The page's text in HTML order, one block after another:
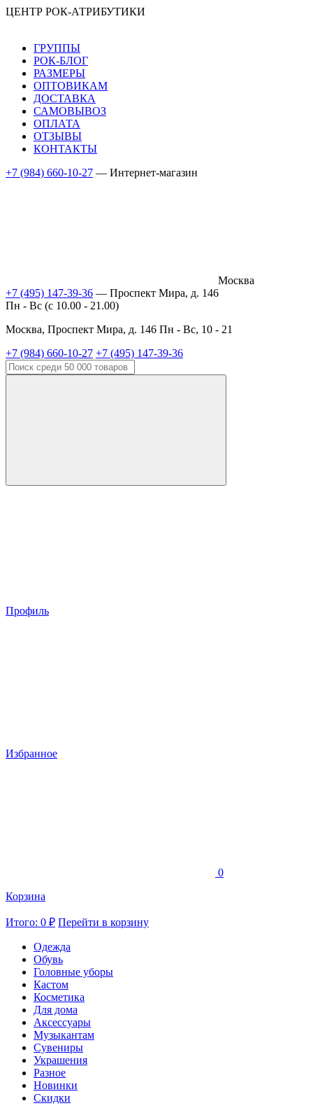
ЦЕНТР РОК-АТРИБУТИКИ
ГРУППЫ
РОК-БЛОГ
РАЗМЕРЫ
ОПТОВИКАМ
ДОСТАВКА
САМОВЫВОЗ
ОПЛАТА
ОТЗЫВЫ
КОНТАКТЫ
+7 (984) 660-10-27 — Интернет-магазин
Москва
+7 (495) 147-39-36 — Проспект Мира, д. 146
Пн - Вс (c 10.00 - 21.00)
Москва, Проспект Мира, д. 146 Пн - Вс, 10 - 21
+7 (984) 660-10-27 +7 (495) 147-39-36
Профиль
Избранное
0
Корзина
Итого: 0 ₽ Перейти в корзину
Одежда
Обувь
Головные уборы
Кастом
Косметика
Для дома
Аксессуары
Музыкантам
Сувениры
Украшения
Разное
Новинки
Скидки